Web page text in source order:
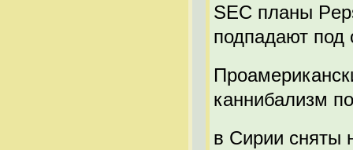
SEC планы
подпадают
каннибализм
в Сирии сняты